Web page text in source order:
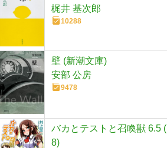
梶井 基次郎
10288
壁 (新潮文庫)
安部 公房
9478
バカとテストと召喚獣 6.5
8)